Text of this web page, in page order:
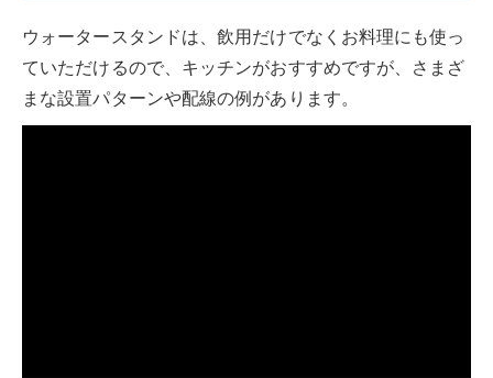
ウォータースタンドは、飲用だけでなくお料理にも使っ
ていただけるので、キッチンがおすすめですが、さまざ
まな設置パターンや配線の例があります。